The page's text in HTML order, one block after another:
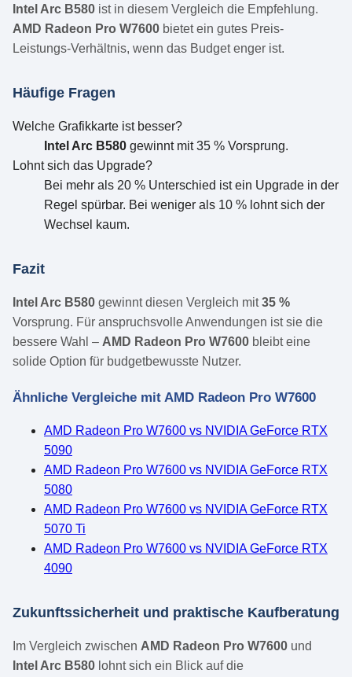
Intel Arc B580 ist in diesem Vergleich die Empfehlung.
AMD Radeon Pro W7600 bietet ein gutes Preis-
Leistungs-Verhältnis, wenn das Budget enger ist.
Häufige Fragen
Welche Grafikkarte ist besser?
Intel Arc B580 gewinnt mit 35 % Vorsprung.
Lohnt sich das Upgrade?
Bei mehr als 20 % Unterschied ist ein Upgrade in der
Regel spürbar. Bei weniger als 10 % lohnt sich der
Wechsel kaum.
Fazit
Intel Arc B580 gewinnt diesen Vergleich mit35 %
Vorsprung. Für anspruchsvolle Anwendungen ist sie die
bessere Wahl – AMD Radeon Pro W7600 bleibt eine
solide Option für budgetbewusste Nutzer.
Ähnliche Vergleiche mit AMD Radeon Pro W7600
AMD Radeon Pro W7600 vs NVIDIA GeForce RTX
5090
AMD Radeon Pro W7600 vs NVIDIA GeForce RTX
5080
AMD Radeon Pro W7600 vs NVIDIA GeForce RTX
5070 Ti
AMD Radeon Pro W7600 vs NVIDIA GeForce RTX
4090
Zukunftssicherheit und praktische Kaufberatung
Im Vergleich zwischen AMD Radeon Pro W7600 und
Intel Arc B580 lohnt sich ein Blick auf die